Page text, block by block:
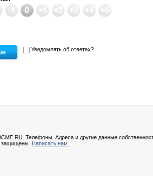
Уведомлять об ответах?
Телефоны, Адреса и другие данные
защищены. Написать нам.